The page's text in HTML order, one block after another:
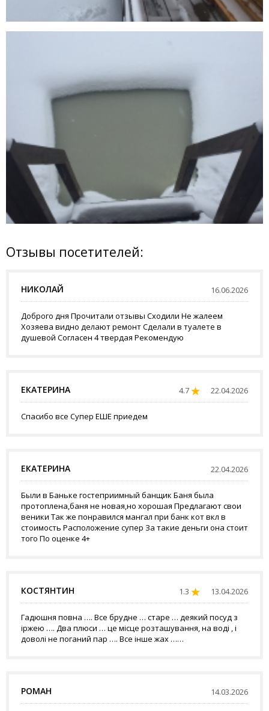
Отзывы посетителей:
НИКОЛАЙ 16.06.2026
Доброго дня Прочитали отзывы Сходили Не жалеем
Хозяева видно делают ремонт Сделали в туалете в
душевой Согласен 4 твердая Рекомендую
ЕКАТЕРИНА 4.7 22.04.2026
Спасибо все Супер ЕШЕ приедем
ЕКАТЕРИНА 22.04.2026
Были в Баньке гостеприимный банщик Баня была
протоплена,баня не новая,но хорошая Предлагают свои
веники Так же понравился мангал при банк кот вкл в
стоимость Расположение супер За такие деньги она стоит
того По оценке 4+
КОСТЯНТИН 1.3 13.04.2026
Гадюшня повна …. Все брудне … старе … деякий посуд з
іржею …. Два плюси … це місце розташування, на воді , і
доволі не поганий пар …. Все інше жах ……
РОМАН 14.03.2026